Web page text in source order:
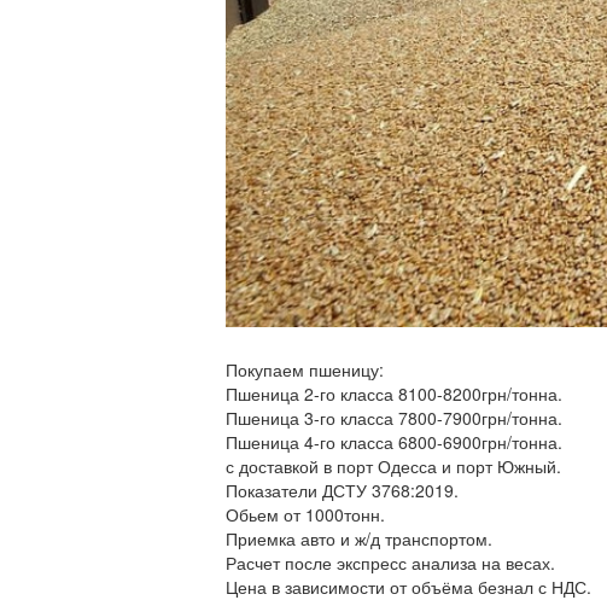
Покупаем пшеницу:
Пшеница 2-го класса 8100-8200грн/тонна.
Пшеница 3-го класса 7800-7900грн/тонна.
Пшеница 4-го класса 6800-6900грн/тонна.
с доставкой в порт Одесса и порт Южный.
Показатели ДСТУ 3768:2019.
Обьем от 1000тонн.
Приемка авто и ж/д транспортом.
Расчет после экспресс анализа на весах.
Цена в зависимости от объёма безнал с НДС.